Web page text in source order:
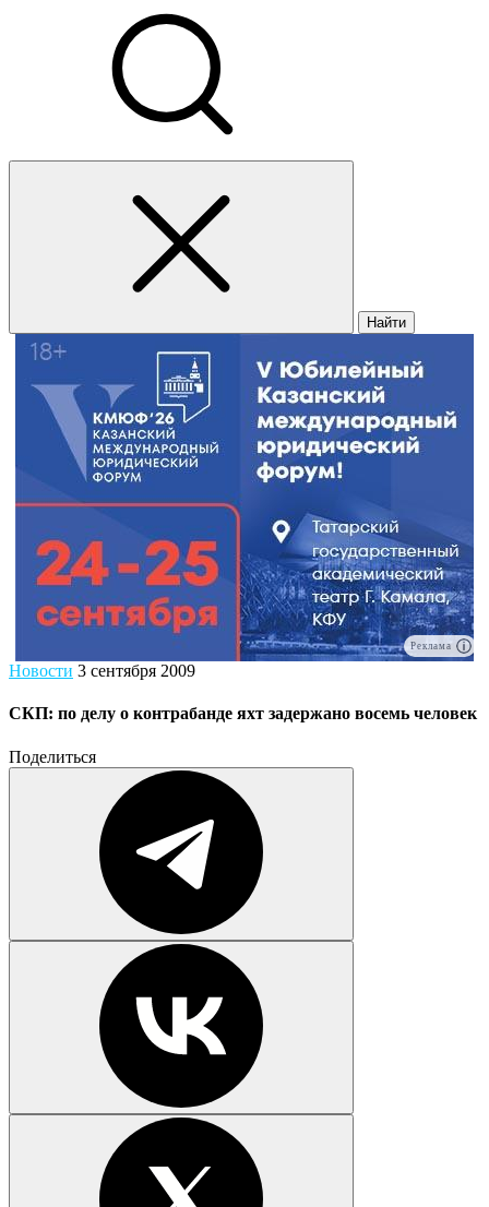
Найти
Реклама
Новости 3 сентября 2009
СКП: по делу о контрабанде яхт задержано восемь человек
Поделиться